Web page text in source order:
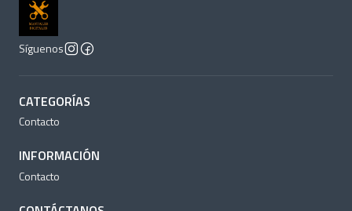
Síguenos
CATEGORÍAS
Contacto
INFORMACIÓN
Contacto